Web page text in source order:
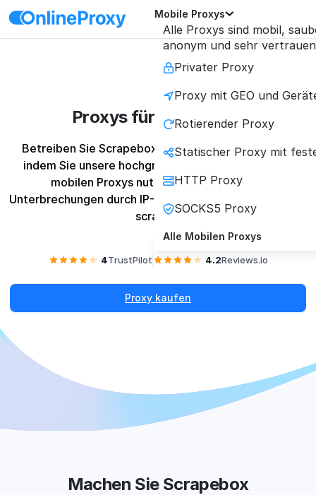
Mobile Proxys
Alle Proxys sind mobil,
anonym und sehr
Privater Proxy
Proxy mit GEO und
Rotierender Proxy
Statischer Proxy mit
HTTP Proxy
SOCKS5 Proxy
Alle Mobilen Proxys
Proxys für Scrapebox
Betreiben Sie Scrapebox mit maximaler Effizienz,
indem Sie unsere hochgradig vertrauenswürdigen
mobilen Proxys nutzen, um SERPs ohne
Unterbrechungen durch IP-Sperren oder CAPTCHAs zu
scrapen.
4TrustPilot 4.2Reviews.io
Proxy kaufen
Machen Sie Scrapebox